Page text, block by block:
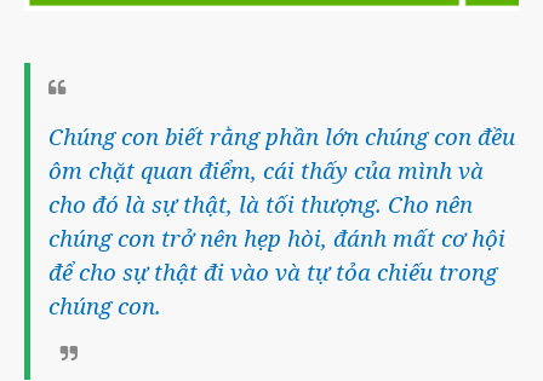
Chúng con biết rằng phần lớn chúng con đều
ôm chặt quan điểm, cái thấy của mình và
cho đó là sự thật, là tối thượng. Cho nên
chúng con trở nên hẹp hòi, đánh mất cơ hội
để cho sự thật đi vào và tự tỏa chiếu trong
chúng con.